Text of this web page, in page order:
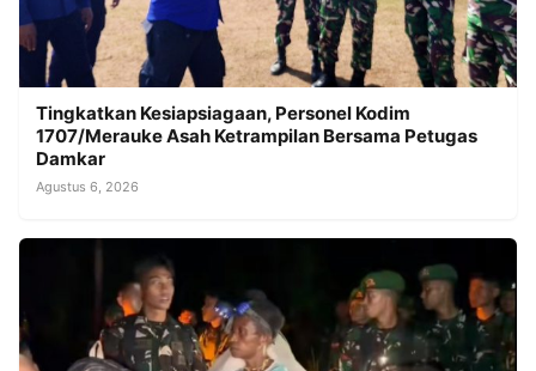
Tingkatkan Kesiapsiagaan, Personel Kodim
1707/Merauke Asah Ketrampilan Bersama Petugas
Damkar
Agustus 6, 2026